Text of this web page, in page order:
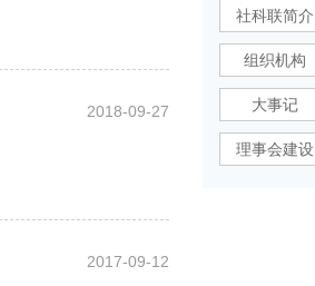
述和...
2018-09-27
2017-09-12
社科联简介
组织机构
大事记
理事会建设